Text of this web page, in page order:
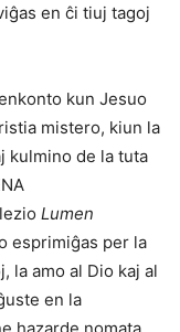
en ĉi tiuj tagoj
kun Jesuo
mistero, kiun la
kulmino de la tuta
Lumen
esprimiĝas per la
la amo al Dio kaj al
en la
hazarde nomata